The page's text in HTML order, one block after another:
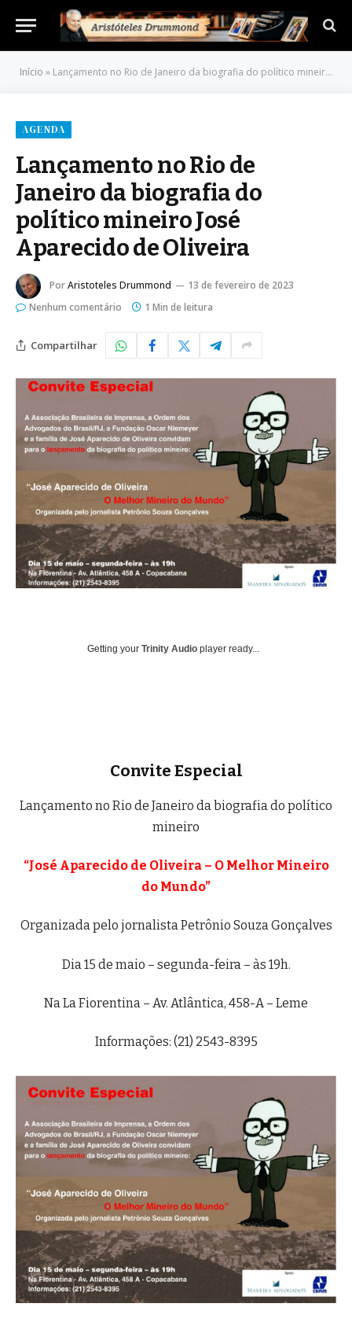
Início » Lançamento no Rio de Janeiro da biografia do político mineiro José Aparecido de Oliveira
AGENDA
Lançamento no Rio de
Janeiro da biografia do
político mineiro José
Aparecido de Oliveira
PorAristoteles Drummond
13 de fevereiro de 2023
Nenhum comentário
1 Min de leitura
Compartilhar
Getting your Trinity Audio player ready...
Convite Especial
Lançamento no Rio de Janeiro da biografia do político
mineiro
“José Aparecido de Oliveira – O Melhor Mineiro
do Mundo”
Organizada pelo jornalista Petrônio Souza Gonçalves
Dia 15 de maio – segunda-feira – às 19h.
Na La Fiorentina – Av. Atlântica, 458-A – Leme
Informações: (21) 2543-8395